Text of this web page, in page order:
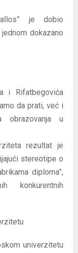
je dobio
dokazano
i Rifatbegovića
da prati, već i
obrazovanja u
rezultat je
stereotipe o
diploma”,
konkurentnih
univerzitetu